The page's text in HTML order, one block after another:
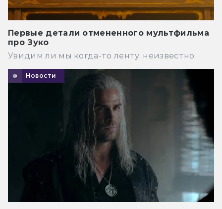
Первые детали отмененного мультфильма
про Зуко
Увидим ли мы когда-то ленту, неизвестно.
Новости